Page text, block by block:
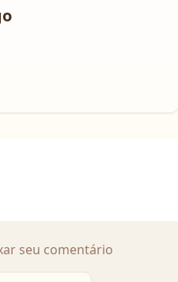
seu comentário